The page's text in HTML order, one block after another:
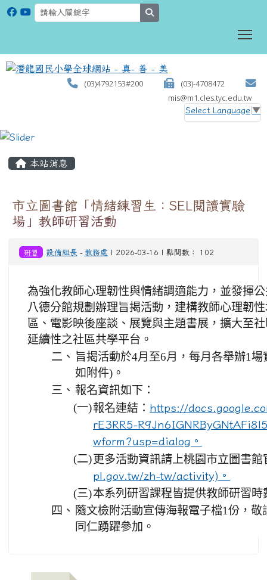
(03)4792153#200
(03)-4708472
mis@m1.cles.tyc.edu.tw
Select Language ▼
本站消息
市立圖書館「情緒練習生：SEL閱讀實驗
場」教師研習活動
研習 設備組長 - 教務處 | 2026-03-16 | 點閱數： 102
為強化教師心理韌性與情緒調適能力，並發揮
八德分館規劃辦理旨揭活動，建構教師心理韌
區、電影映後座談、展覽與主題書展，擴大至
延續性之社區共學平台。
二、 旨揭活動於4月至6月，每月各舉辦1
如附件)。
三、 報名資訊如下：
(一)報名連結： https://
rE3RR5-
wform?usp=dialog。
(二)更多活動資訊請上桃園市立圖書館
pl.gov.tw/zh-tw/activity)。
(三)本系列研習課程皆提供教師研習時
四、 隨文檢附活動宣傳海報電子檔1份，
同仁踴躍參加。